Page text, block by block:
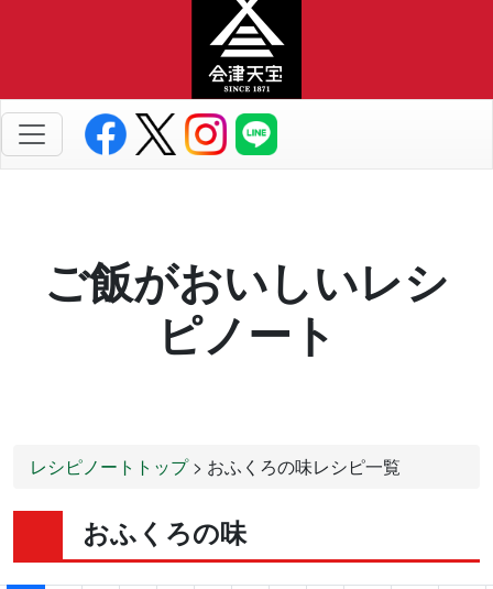
ご飯がおいしいレシ
ピノート
レシピノートトップ> おふくろの味レシピ一覧
おふくろの味